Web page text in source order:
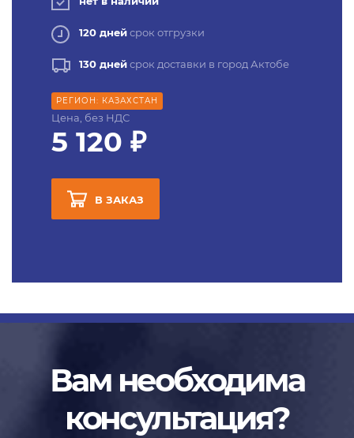
120 днейсрок отгрузки
130 днейсрок доставки в город Актобе
РЕГИОН: КАЗАХСТАН
Цена, без НДС
5 120 ₽
В ЗАКАЗ
Вам необходима
консультация?